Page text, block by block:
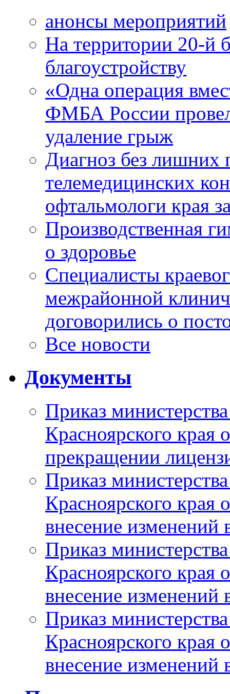
анонсы мероприятий
На территории 20-й
благоустройству
«Одна операция
ФМБА России
удаление грыж
Диагноз без лишних
телемедицинских
офтальмологи края
Производственная
о здоровье
Специалисты
межрайонной
договорились о
Все новости
Документы
Приказ
Красноярского
прекращении
Приказ
Красноярского
внесение изменений
Приказ
Красноярского
внесение изменений
Приказ
Красноярского
внесение изменений